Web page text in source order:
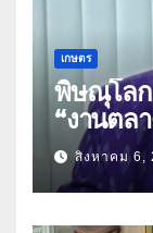
เกษตร
พิษณุโลก
“งานตล
“เกษตร
ประโยช
คู่ธุรกิจดั
สิงหาคม 6,